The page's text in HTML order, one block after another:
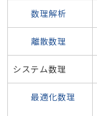
数理解析
離散数理
システム数理
最適化数理